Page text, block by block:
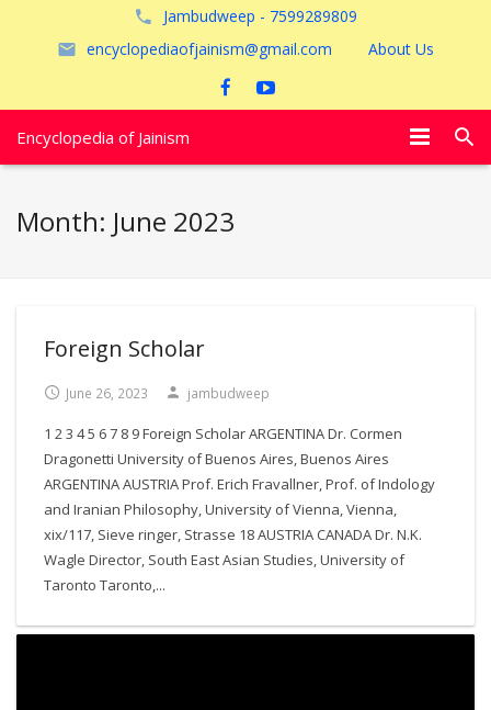
Jambudweep - 7599289809
encyclopediaofjainism@gmail.com
About Us
Encyclopedia of Jainism
अयोध्या
Month: June 2023
Foreign Scholar
June 26, 2023 jambudweep
1 2 3 4 5 6 7 8 9 Foreign Scholar ARGENTINA Dr. Cormen
Dragonetti University of Buenos Aires, Buenos Aires
ARGENTINA AUSTRIA Prof. Erich Fravallner, Prof. of Indology
and Iranian Philosophy, University of Vienna, Vienna,
xix/117, Sieve ringer, Strasse 18 AUSTRIA CANADA Dr. N.K.
Wagle Director, South East Asian Studies, University of
Taronto Taronto,...